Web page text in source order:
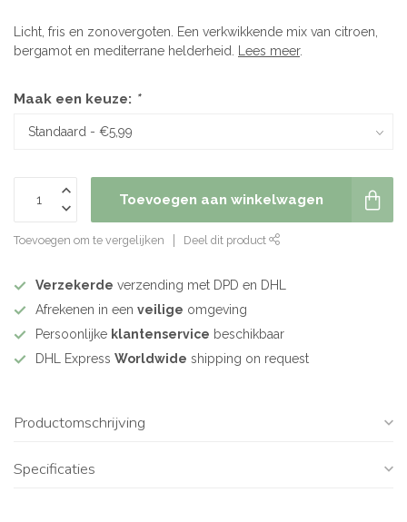
Licht, fris en zonovergoten. Een verkwikkende mix van citroen,
bergamot en mediterrane helderheid.
Lees meer.
Maak een keuze: *
Toevoegen aan winkelwagen
Toevoegen om te vergelijken Deel dit product
Verzekerde verzending met DPD en DHL
Afrekenen in een veilige omgeving
Persoonlijke klantenservice beschikbaar
DHL Express Worldwide shipping on request
Productomschrijving
Specificaties